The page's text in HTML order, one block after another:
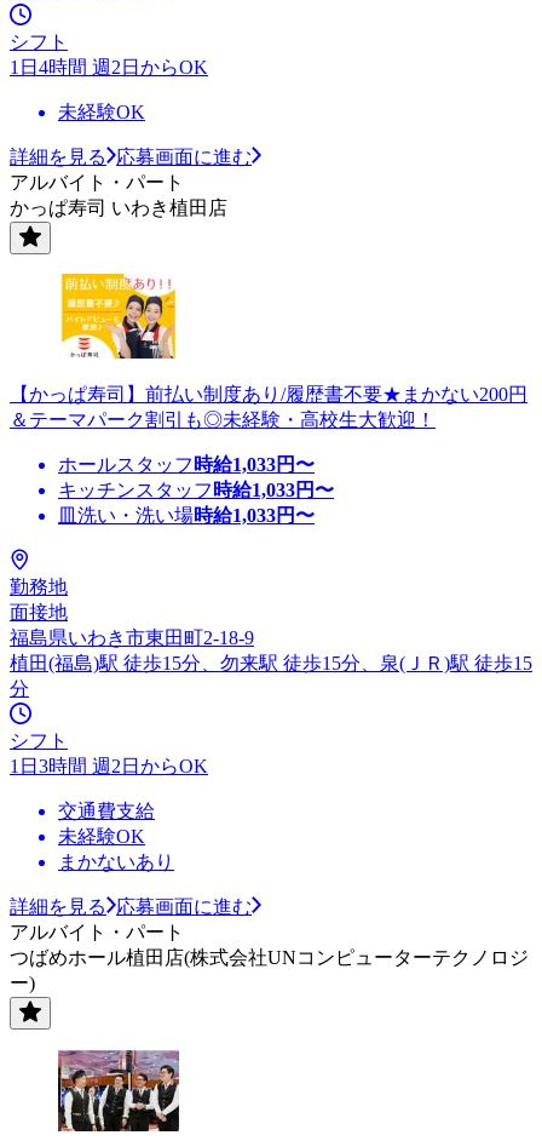
シフト
1日4時間 週2日からOK
未経験OK
詳細を見る
応募画面に進む
アルバイト・パート
かっぱ寿司 いわき植田店
【かっぱ寿司】前払い制度あり/履歴書不要★まかない200円
＆テーマパーク割引も◎未経験・高校生大歓迎！
ホールスタッフ 時給1,033円〜
キッチンスタッフ 時給1,033円〜
皿洗い・洗い場時給1,033円〜
勤務地
面接地
福島県いわき市東田町2-18-9
植田(福島)駅 徒歩15分、勿来駅 徒歩15分、泉(ＪＲ)駅 徒歩15
分
シフト
1日3時間 週2日からOK
交通費支給
未経験OK
まかないあり
詳細を見る
応募画面に進む
アルバイト・パート
つばめホール植田店(株式会社UNコンピューターテクノロジ
ー)